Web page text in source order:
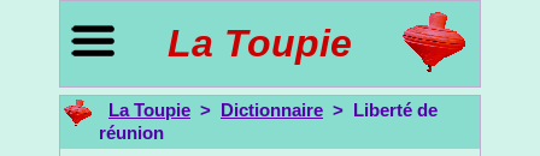
La Toupie
La Toupie > Dictionnaire > Liberté de
réunion